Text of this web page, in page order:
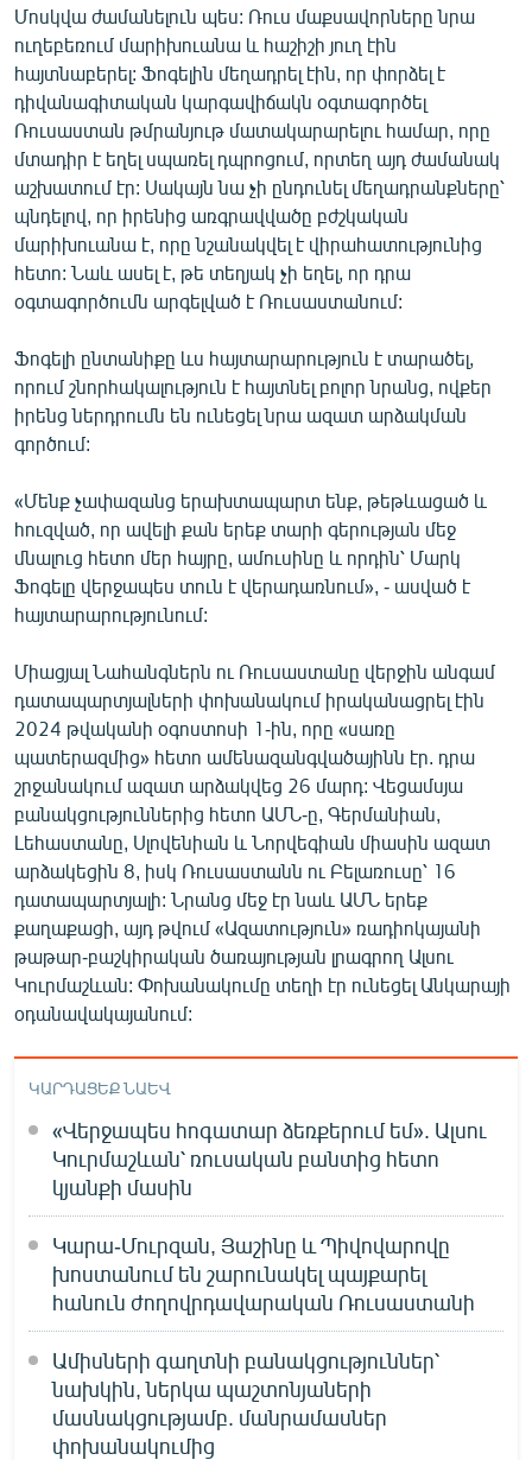
Մոսկվա ժամանելուն պես: Ռուս մաքսավորները նրա
ուղեբեռում մարիխուանա և հաշիշի յուղ էին
հայտնաբերել: Ֆոգելին մեղադրել էին, որ փորձել է
դիվանագիտական կարգավիճակն օգտագործել
Ռուսաստան թմրանյութ մատակարարելու համար, որը
մտադիր է եղել սպառել դպրոցում, որտեղ այդ ժամանակ
աշխատում էր: Սակայն նա չի ընդունել մեղադրանքները՝
պնդելով, որ իրենից առգրավվածը բժշկական
մարիխուանա է, որը նշանակվել է վիրահատությունից
հետո: Նաև ասել է, թե տեղյակ չի եղել, որ դրա
օգտագործումն արգելված է Ռուսաստանում:
Ֆոգելի ընտանիքը ևս հայտարարություն է տարածել,
որում շնորհակալություն է հայտնել բոլոր նրանց, ովքեր
իրենց ներդրումն են ունեցել նրա ազատ արձակման
գործում:
«Մենք չափազանց երախտապարտ ենք, թեթևացած և
հուզված, որ ավելի քան երեք տարի գերության մեջ
մնալուց հետո մեր հայրը, ամուսինը և որդին՝ Մարկ
Ֆոգելը վերջապես տուն է վերադառնում», - ասված է
հայտարարությունում:
Միացյալ Նահանգներն ու Ռուսաստանը վերջին անգամ
դատապարտյալների փոխանակում իրականացրել էին
2024 թվականի օգոստոսի 1-ին, որը «սառը
պատերազմից» հետո ամենազանգվածայինն էր. դրա
շրջանակում ազատ արձակվեց 26 մարդ: Վեցամսյա
բանակցություններից հետո ԱՄՆ-ը, Գերմանիան,
Լեհաստանը, Սլովենիան և Նորվեգիան միասին ազատ
արձակեցին 8, իսկ Ռուսաստանն ու Բելառուսը՝ 16
դատապարտյալի: Նրանց մեջ էր նաև ԱՄՆ երեք
քաղաքացի, այդ թվում «Ազատություն» ռադիոկայանի
թաթար-բաշկիրական ծառայության լրագրող Ալսու
Կուրմաշևան: Փոխանակումը տեղի էր ունեցել Անկարայի
օդանավակայանում:
ԿԱՐԴԱՑԵՔ ՆԱԵՎ
«Վերջապես հոգատար ձեռքերում եմ». Ալսու
Կուրմաշևան՝ ռուսական բանտից հետո
կյանքի մասին
Կարա-Մուրզան, Յաշինը և Պիվովարովը
խոստանում են շարունակել պայքարել
հանուն ժողովրդավարական Ռուսաստանի
Ամիսների գաղտնի բանակցություններ՝
նախկին, ներկա պաշտոնյաների
մասնակցությամբ. մանրամասներ
փոխանակումից